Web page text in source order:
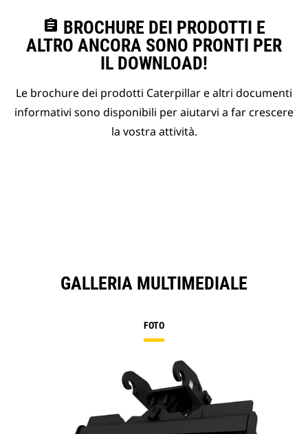
assignment BROCHURE DEI PRODOTTI E
ALTRO ANCORA SONO PRONTI PER
IL DOWNLOAD!
Le brochure dei prodotti Caterpillar e altri documenti
informativi sono disponibili per aiutarvi a far crescere
la vostra attività.
GALLERIA MULTIMEDIALE
FOTO